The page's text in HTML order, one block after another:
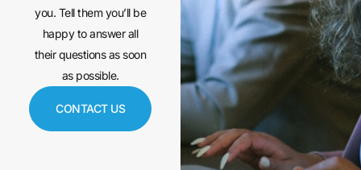
you. Tell them you’ll be
happy to answer all
their questions as soon
as possible.
CONTACT US